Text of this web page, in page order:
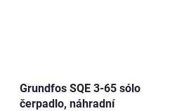
Grundfos SQE 3-65 sólo
čerpadlo, náhradní